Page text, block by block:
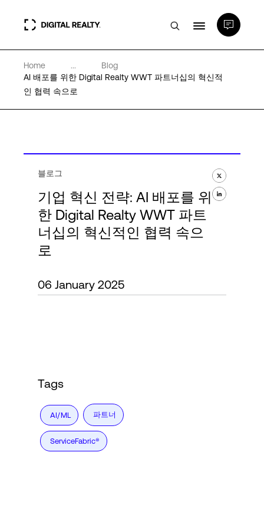
데이터 센터
PlatformDIGITAL®
전문성 및 리소스
소개
Home ...
Blog
AI 배포를 위한 Digital Realty WWT 파트너십의 혁신적
인 협력 속으로
블로그
기업 혁신 전략: AI 배포를 위
한 Digital Realty WWT 파트
너십의 혁신적인 협력 속으
로
06 January 2025
Tags
AI/ML 파트너
ServiceFabric®